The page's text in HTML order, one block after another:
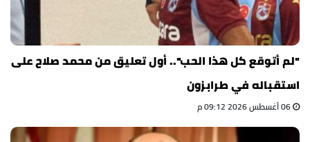
"لم أتوقع كل هذا الحب".. أول تعليق من محمد صلاح على
استقباله في طرابزون